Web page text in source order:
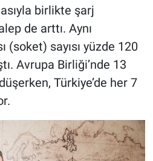
birlikte şarj
de arttı. Aynı
(soket) sayısı yüzde 120
Avrupa Birliği’nde 13
Türkiye’de her 7